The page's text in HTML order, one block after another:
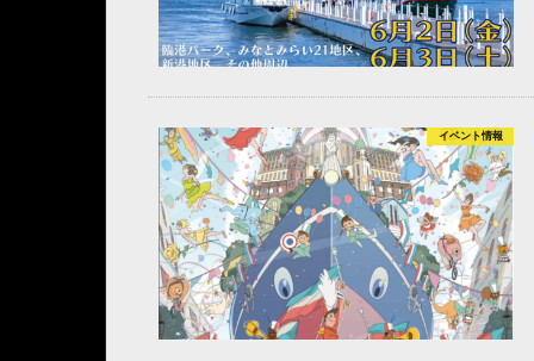
イベント情報